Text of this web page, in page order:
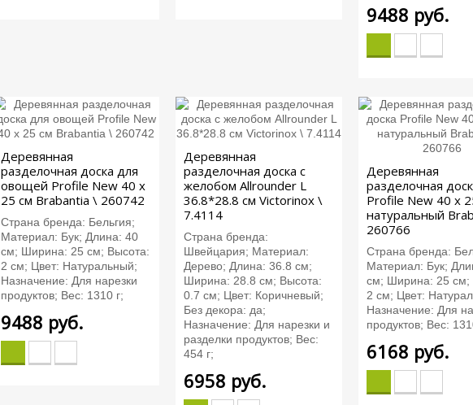
9488 руб.
Деревянная
разделочная доска для
овощей Profile New 40 х
25 см Brabantia \ 260742
Страна бренда: Бельгия;
Материал: Бук; Длина: 40
см; Ширина: 25 см; Высота:
2 см; Цвет: Натуральный;
Назначение: Для нарезки
продуктов; Вес: 1310 г;
9488 руб.
Деревянная
разделочная доска с
желобом Allrounder L
36.8*28.8 см Victorinox \
7.4114
Страна бренда:
Швейцария; Материал:
Дерево; Длина: 36.8 см;
Ширина: 28.8 см; Высота:
0.7 см; Цвет: Коричневый;
Без декора: да;
Назначение: Для нарезки и
разделки продуктов; Вес:
454 г;
6958 руб.
Деревянная
разделочная
Profile New 40 х
натуральный
260766
Страна бренда:
Материал: Бук;
см; Ширина: 25 см;
2 см; Цвет:
Назначение: Для
продуктов; Вес:
6168 руб.